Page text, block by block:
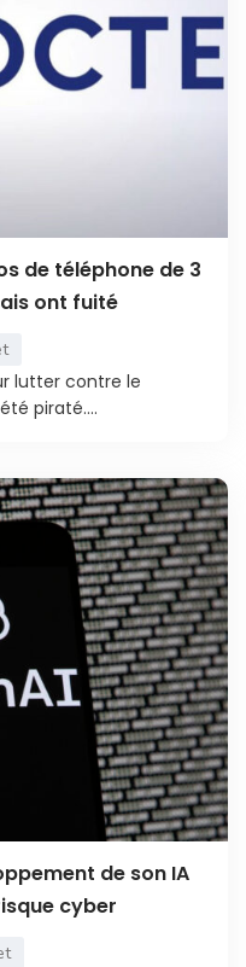
de téléphone de 3
ont fuité
lutter contre le
piraté....
de son IA
cyber